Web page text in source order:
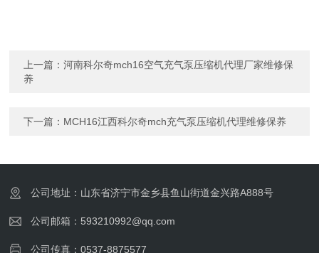
上一篇：河南科尔奇mch16空气充气泵压缩机代理厂家维修保
养
下一篇： MCH16江西科尔奇mch充气泵压缩机代理维修保养
公司地址：山东省济宁市金乡县鱼山街道金兴路A888号
公司邮箱：593210992@qq.com
公司传真：0537-8875577